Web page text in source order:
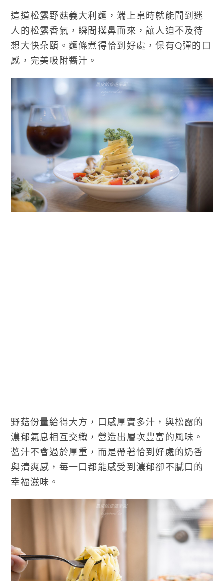
這道松露野菇義大利麵，端上桌時就能聞到迷
人的松露香氣，瞬間撲鼻而來，讓人迫不及待
想大快朵頤。麵條煮得恰到好處，保有Q彈的口
感，完美吸附醬汁。
野菇份量給得大方，口感厚實多汁，與松露的
濃郁氣息相互交織，營造出層次豐富的風味。
醬汁不會過於厚重，而是帶著恰到好處的奶香
與清爽感，每一口都能感受到濃郁卻不膩口的
幸福滋味。